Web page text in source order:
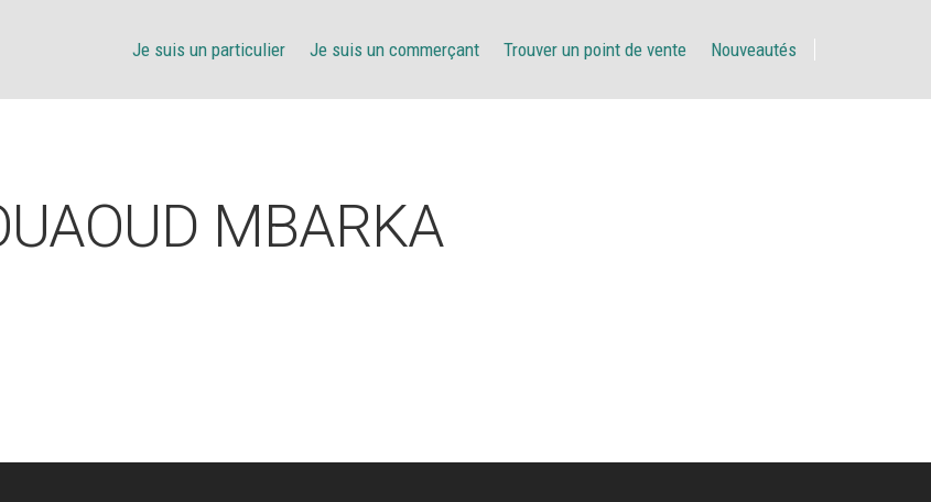
Je suis un particulier Je suis un commerçant Trouver un point de vente Nouveautés
MBARKA